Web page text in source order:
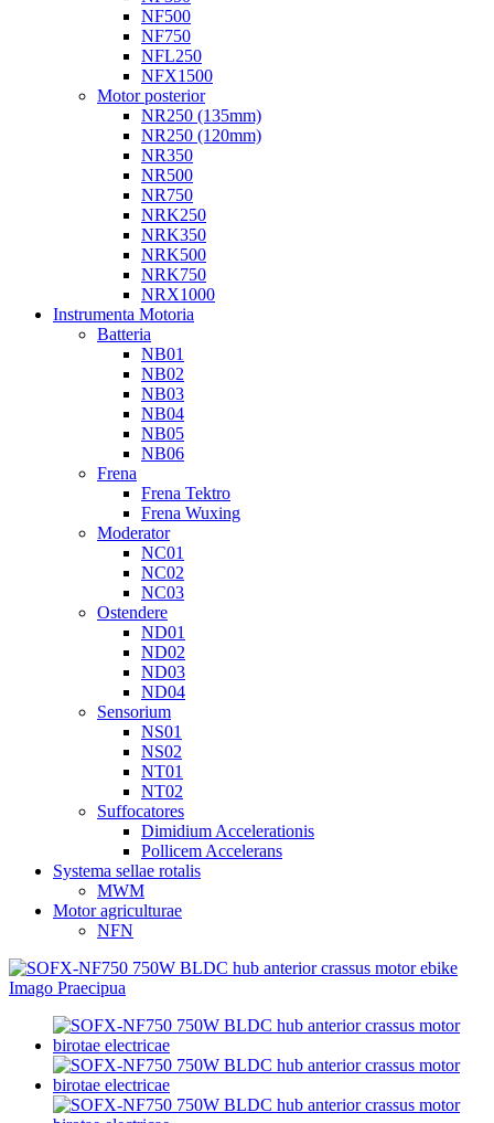
NF500
NF750
NFL250
NFX1500
Motor posterior
NR250 (135mm)
NR250 (120mm)
NR350
NR500
NR750
NRK250
NRK350
NRK500
NRK750
NRX1000
Instrumenta Motoria
Batteria
NB01
NB02
NB03
NB04
NB05
NB06
Frena
Frena Tektro
Frena Wuxing
Moderator
NC01
NC02
NC03
Ostendere
ND01
ND02
ND03
ND04
Sensorium
NS01
NS02
NT01
NT02
Suffocatores
Dimidium Accelerationis
Pollicem Accelerans
Systema sellae rotalis
MWM
Motor agriculturae
NFN